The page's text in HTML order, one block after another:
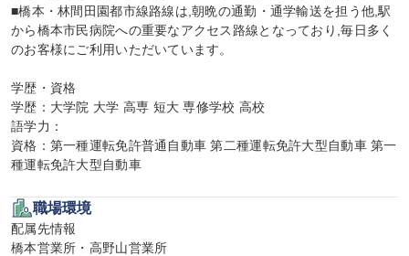
■橋本・林間田園都市線路線は,朝晩の通勤・通学輸送を担う他,駅
から橋本市民病院への重要なアクセス路線となっており,毎日多く
のお客様にご利用いただいています。
学歴・資格
学歴：大学院 大学 高専 短大 専修学校 高校
語学力：
資格：第一種運転免許普通自動車 第二種運転免許大型自動車 第一
種運転免許大型自動車
職場環境
配属先情報
橋本営業所・高野山営業所